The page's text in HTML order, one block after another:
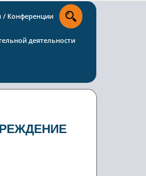
/ Конференции
деятельности